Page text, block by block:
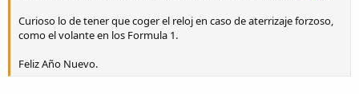
Curioso lo de tener que coger el reloj en caso de aterrizaje forzoso,
como el volante en los Formula 1.
Feliz Año Nuevo.